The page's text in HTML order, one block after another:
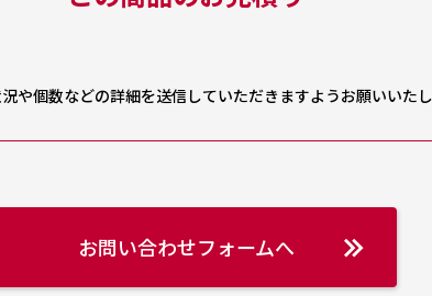
や個数などの詳細を送信していただきますようお願いいた
お問い合わせフォームへ